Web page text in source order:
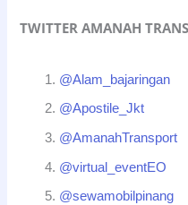
TWITTER AMANAH
@Alam_bajaringan
@Apostile_Jkt
@AmanahTransport
@virtual_eventEO
@sewamobilpinang